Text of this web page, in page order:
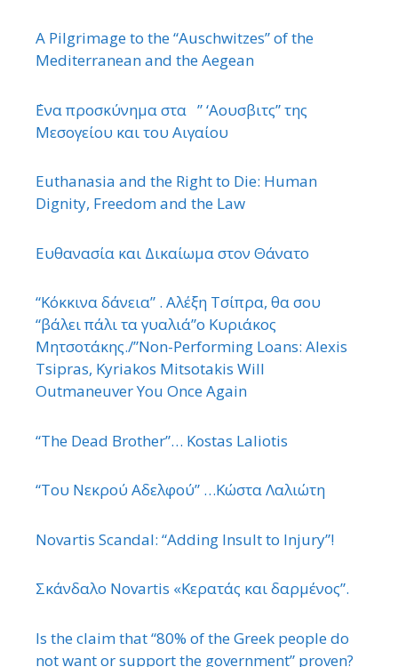
A Pilgrimage to the “Auschwitzes” of the
Mediterranean and the Aegean
΄Ενα προσκύνημα στα ” ‘Αουσβιτς” της
Μεσογείου και του Αιγαίου
Euthanasia and the Right to Die: Human
Dignity, Freedom and the Law
Ευθανασία και Δικαίωμα στον Θάνατο
“Κόκκινα δάνεια” . Αλέξη Τσίπρα, θα σου
“βάλει πάλι τα γυαλιά”ο Κυριάκος
Μητσοτάκης./”Non-Performing Loans: Alexis
Tsipras, Kyriakos Mitsotakis Will
Outmaneuver You Once Again
“The Dead Brother”… Kostas Laliotis
“Του Νεκρού Αδελφού” …Κώστα Λαλιώτη
Novartis Scandal: “Adding Insult to Injury”!
Σκάνδαλο Novartis «Κερατάς και δαρμένος”.
Is the claim that “80% of the Greek people do
not want or support the government” proven?